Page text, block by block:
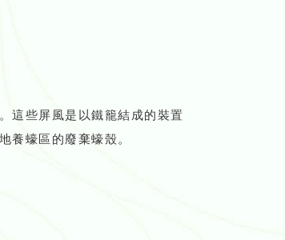
這些屏風是以鐵籠結成的裝置
養蠔區的廢棄蠔殼。